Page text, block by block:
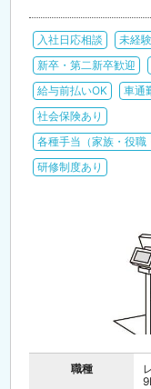
入社日応相談 未経
新卒・第二新卒歓迎
給与前払いOK
車通
社会保険あり
各種手当（家族・役職
研修制度あり
職種